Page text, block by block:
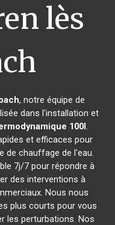
lès
, notre équipe de
dans l'installation et
100l.
et efficaces pour
de chauffage de l'eau.
7j/7 pour répondre à
des interventions à
Nous nous
plus courts pour vous
les perturbations. Nos